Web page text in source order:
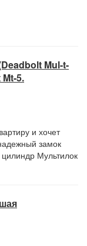
Mul-t-
5.
и хочет
замок
Мультилок